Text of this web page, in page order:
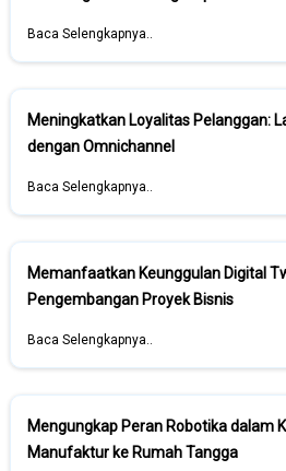
Baca Selengkapnya..
Meningkatkan Loyalitas Pelanggan:
dengan Omnichannel
Baca Selengkapnya..
Memanfaatkan Keunggulan Digital
Pengembangan Proyek Bisnis
Baca Selengkapnya..
Mengungkap Peran Robotika dalam
Manufaktur ke Rumah Tangga